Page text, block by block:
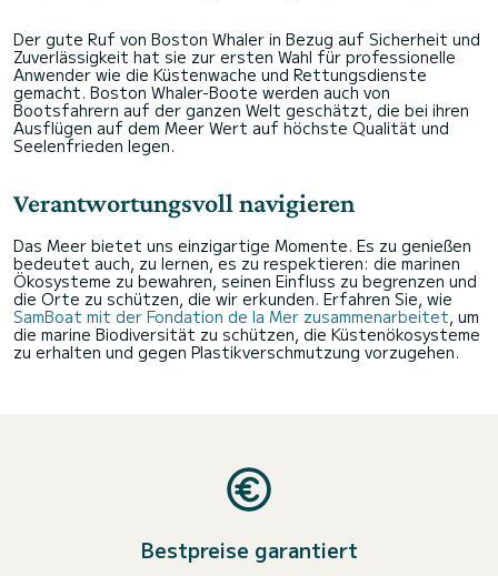
Der gute Ruf von Boston Whaler in Bezug auf Sicherheit und
Zuverlässigkeit hat sie zur ersten Wahl für professionelle
Anwender wie die Küstenwache und Rettungsdienste
gemacht. Boston Whaler-Boote werden auch von
Bootsfahrern auf der ganzen Welt geschätzt, die bei ihren
Ausflügen auf dem Meer Wert auf höchste Qualität und
Seelenfrieden legen.
Verantwortungsvoll navigieren
Das Meer bietet uns einzigartige Momente. Es zu genießen
bedeutet auch, zu lernen, es zu respektieren: die marinen
Ökosysteme zu bewahren, seinen Einfluss zu begrenzen und
die Orte zu schützen, die wir erkunden. Erfahren Sie, wie
SamBoat mit der Fondation de la Mer zusammenarbeitet, um
die marine Biodiversität zu schützen, die Küstenökosysteme
zu erhalten und gegen Plastikverschmutzung vorzugehen.
Bestpreise garantiert